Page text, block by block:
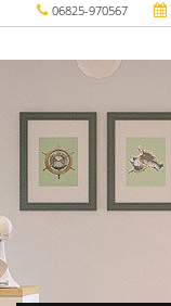
06825-970567